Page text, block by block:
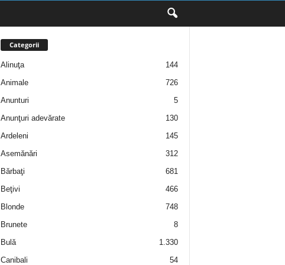
Categorii
Alinuţa
144
Animale
726
Anunturi
5
Anunţuri adevărate
130
Ardeleni
145
Asemănări
312
Bărbaţi
681
Beţivi
466
Blonde
748
Brunete
8
Bulă
1.330
Canibali
54